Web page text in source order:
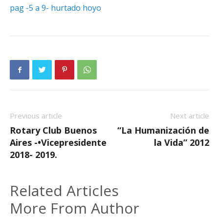
pag -5 a 9- hurtado hoyo
Previous article
Rotary Club Buenos
Aires -•Vicepresidente
2018- 2019.
Next article
“La Humanización de
la Vida” 2012
Related Articles
More From Author